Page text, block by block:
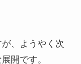
、ようやく次
開です。